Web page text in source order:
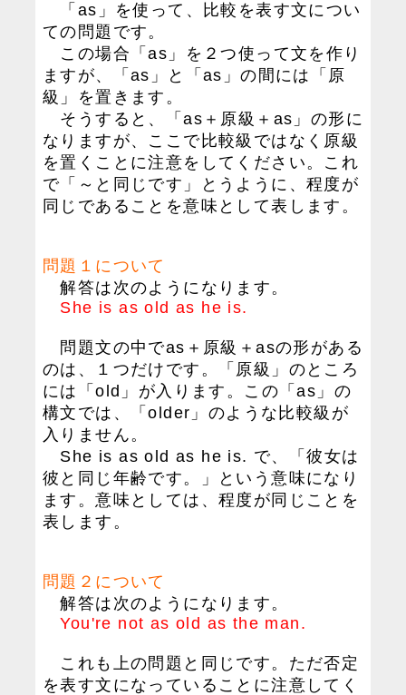
「as」を使って、比較を表す文につい
ての問題です。
この場合「as」を２つ使って文を作り
ますが、「as」と「as」の間には「原
級」を置きます。
そうすると、「as＋原級＋as」の形に
なりますが、ここで比較級ではなく原級
を置くことに注意をしてください。これ
で「～と同じです」とうように、程度が
同じであることを意味として表します。
問題１について
解答は次のようになります。
She is as old as he is.
問題文の中でas＋原級＋asの形がある
のは、１つだけです。「原級」のところ
には「old」が入ります。この「as」の
構文では、「older」のような比較級が
入りません。
She is as old as he is. で、「彼女は
彼と同じ年齢です。」という意味になり
ます。意味としては、程度が同じことを
表します。
問題２について
解答は次のようになります。
You're not as old as the man.
これも上の問題と同じです。ただ否定
を表す文になっていることに注意してく